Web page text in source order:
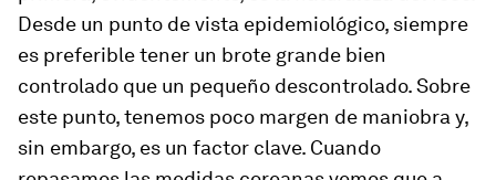
Desde un punto de vista epidemiológico, siempre
es preferible tener un brote grande bien
controlado que un pequeño descontrolado. Sobre
este punto, tenemos poco margen de maniobra y,
sin embargo, es un factor clave. Cuando